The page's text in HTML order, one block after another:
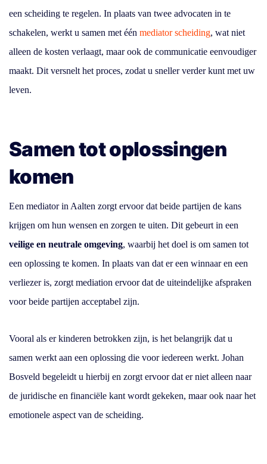
een scheiding te regelen. In plaats van twee advocaten in te
schakelen, werkt u samen met één mediator scheiding, wat niet
alleen de kosten verlaagt, maar ook de communicatie eenvoudiger
maakt. Dit versnelt het proces, zodat u sneller verder kunt met uw
leven.
Samen tot oplossingen
komen
Een mediator in Aalten zorgt ervoor dat beide partijen de kans
krijgen om hun wensen en zorgen te uiten. Dit gebeurt in een
veilige en neutrale omgeving, waarbij het doel is om samen tot
een oplossing te komen. In plaats van dat er een winnaar en een
verliezer is, zorgt mediation ervoor dat de uiteindelijke afspraken
voor beide partijen acceptabel zijn.
Vooral als er kinderen betrokken zijn, is het belangrijk dat u
samen werkt aan een oplossing die voor iedereen werkt. Johan
Bosveld begeleidt u hierbij en zorgt ervoor dat er niet alleen naar
de juridische en financiële kant wordt gekeken, maar ook naar het
emotionele aspect van de scheiding.